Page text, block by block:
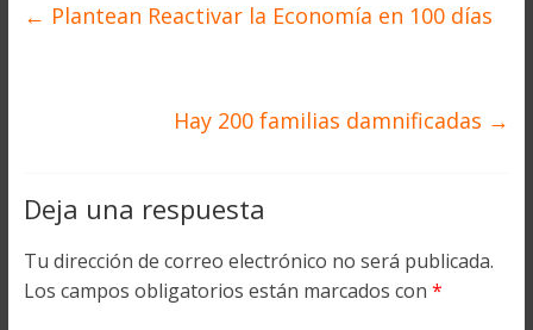
← Plantean Reactivar la Economía en 100 días
Hay 200 familias damnificadas →
Deja una respuesta
Tu dirección de correo electrónico no será publicada.
Los campos obligatorios están marcados con *